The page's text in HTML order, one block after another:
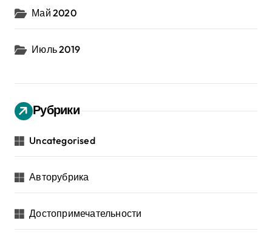
Май 2020
Июль 2019
Рубрики
Uncategorised
Авторубрика
Достопримечательности